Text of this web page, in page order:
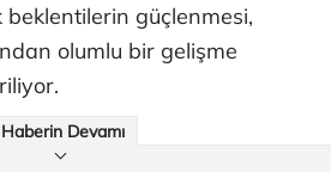
güçlenmesi,
olumlu bir gelişme
Haberin Devamı